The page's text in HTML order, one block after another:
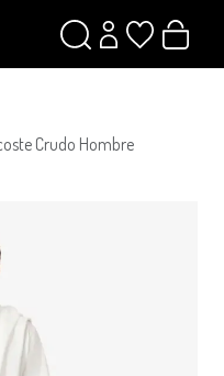
Crudo Hombre